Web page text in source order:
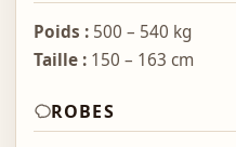
Poids :500 – 540 kg
Taille :150 – 163 cm
ROBES